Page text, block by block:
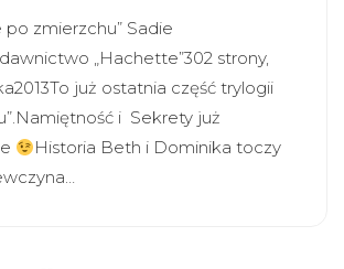
po zmierzchu” Sadie
„Hachette”302 strony,
już ostatnia część trylogii
i Sekrety już
Historia Beth i Dominika toczy